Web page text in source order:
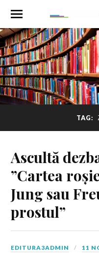
TAG:
Ascultă
”Cartea
Jung sau
prostul”
EDITURA3ADMIN 11